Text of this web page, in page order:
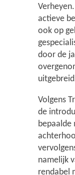
actieve
ook op
door de
Volgens
de
bepaalde
namelijk
rendabel